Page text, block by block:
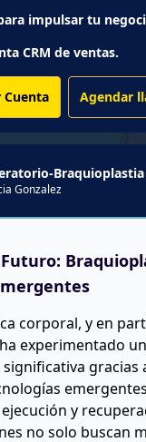
impulsar tu
CRM de ventas.
Cuenta Agendar
Braquioplastia
Gonzalez
corporal, y en
experimentado
gracias
y
no solo buscan